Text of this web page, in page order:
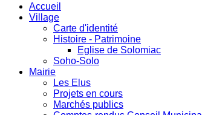
Accueil
Village
Carte d'identité
Histoire - Patrimoine
Eglise de Solomiac
Soho-Solo
Mairie
Les Elus
Projets en cours
Marchés publics